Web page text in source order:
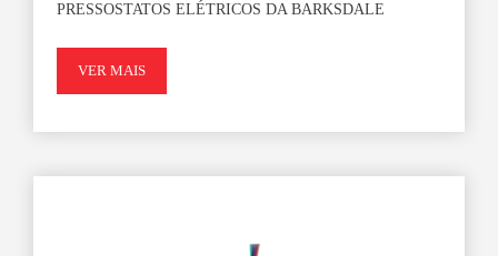
PRESSOSTATOS ELÉTRICOS DA BARKSDALE
VER MAIS